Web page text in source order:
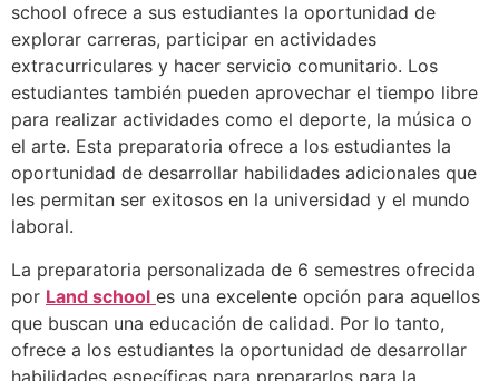
school ofrece a sus estudiantes la oportunidad de
explorar carreras, participar en actividades
extracurriculares y hacer servicio comunitario. Los
estudiantes también pueden aprovechar el tiempo libre
para realizar actividades como el deporte, la música o
el arte. Esta preparatoria ofrece a los estudiantes la
oportunidad de desarrollar habilidades adicionales que
les permitan ser exitosos en la universidad y el mundo
laboral.
La preparatoria personalizada de 6 semestres ofrecida
por Land school es una excelente opción para aquellos
que buscan una educación de calidad. Por lo tanto,
ofrece a los estudiantes la oportunidad de desarrollar
habilidades específicas para prepararlos para la